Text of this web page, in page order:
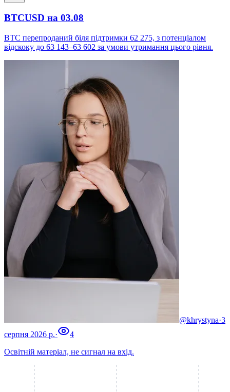
BTCUSD на 03.08
BTC перепроданий біля підтримки 62 275, з потенціалом
відскоку до 63 143–63 602 за умови утримання цього рівня.
@khrystyna·3
серпня 2026 р.·
4
Освітній матеріал, не сигнал на вхід.